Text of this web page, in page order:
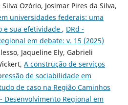
Ozório, Josimar Pires da Silva,
universidades federais: uma
e sua efetividade , DRd -
em debate: v. 15 (2025)
Jaqueline Ely, Gabrieli
A construção de serviços
de sociabilidade em
de caso na Região Caminhos
Desenvolvimento Regional em